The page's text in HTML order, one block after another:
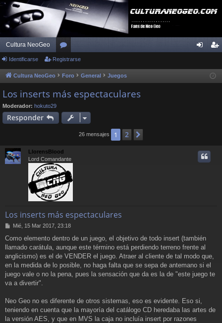
Cultura NeoGeo
or
os ist
Identificarse Registrarse
Cultura NeoGeo Foro General Juegos
Los inserts más espectaculares
Moderador: hokuto29
Responder
26 mensajes 1 2
LlorensBlood
Lord Comandante
Los inserts más espectaculares
M
n
s
a
Mié, 15 Mar 2017, 23:18
Como elemento dentro de un juego, el objetivo de todo insert (también
llamado carátula, aunque este término está perdiendo terreno frente al
anglicismo) es el de VENDER el juego. Atraer al cliente de tal modo que,
en la medida de lo posible, no haga falta que se sepa de antemano si el
juego vale o no la pena, pues la sensación que da es la de "este juego te
va a divertir".
Neo Geo no es diferente de otros sistemas, eso es evidente. Eso si,
teniendo en cuenta que la mayoría del catálogo CD heredaba las artes de
la versión AES, y que en MVS la caja no incluía insert por razones